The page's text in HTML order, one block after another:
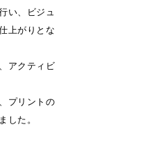
い、ビジュ
上がりとな
アクティビ
プリントの
した。